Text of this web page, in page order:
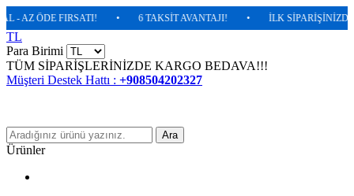
ÖDE FIRSATI! • 6 TAKSİT AVANTAJI! • İLK SİPARİŞİNİZDE %5
TL
Para Birimi
TÜM SİPARİŞLERİNİZDE KARGO BEDAVA!!!
Müşteri Destek Hattı : +908504202327
Ara
Ürünler